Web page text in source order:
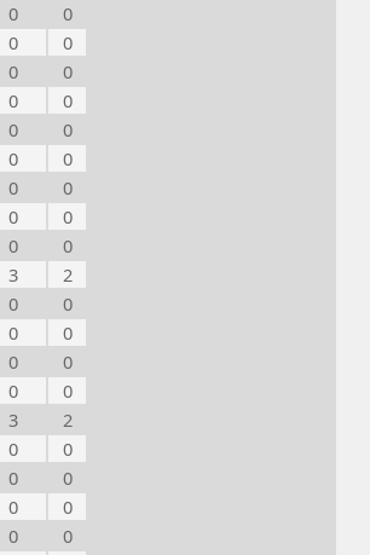
0
0
0
0
0
0
0
0
0
0
0
0
0
0
0
0
0
0
3
2
0
0
0
0
0
0
0
0
3
2
0
0
0
0
0
0
0
0